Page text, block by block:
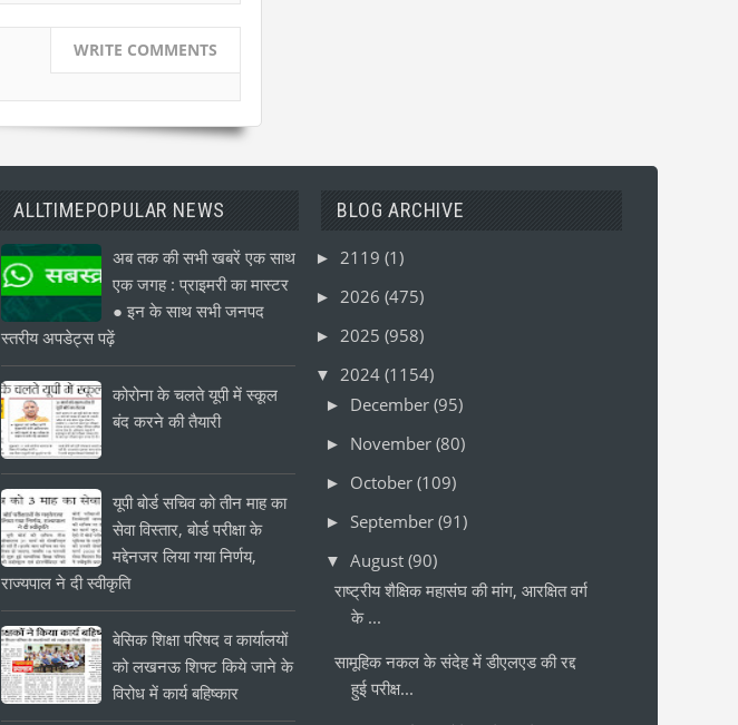
WRITE COMMENTS
ALLTIMEPOPULAR NEWS
अब तक की सभी खबरें एक साथ
एक जगह : प्राइमरी का मास्टर
● इन के साथ सभी जनपद
स्तरीय अपडेट्स पढ़ें
कोरोना के चलते यूपी में स्कूल
बंद करने की तैयारी
यूपी बोर्ड सचिव को तीन माह का
सेवा विस्तार, बोर्ड परीक्षा के
मद्देनजर लिया गया निर्णय,
राज्यपाल ने दी स्वीकृति
बेसिक शिक्षा परिषद व कार्यालयों
को लखनऊ शिफ्ट किये जाने के
विरोध में कार्य बहिष्कार
BLOG ARCHIVE
► 2119(1)
► 2026(475)
► 2025(958)
▼ 2024(1154)
► December(95)
► November(80)
► October(109)
► September(91)
▼August(90)
राष्ट्रीय शैक्षिक महासंघ की मांग, आरक्षित वर्ग
के ...
सामूहिक नकल के संदेह में डीएलएड की रद्द
हुई परीक्ष...